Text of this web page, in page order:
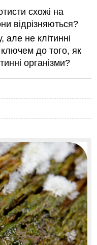
схожі на
відрізняються?
але не клітинні
до того, як
організми?